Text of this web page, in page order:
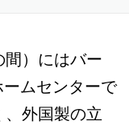
）にはバー
ムセンターで
外国製の立